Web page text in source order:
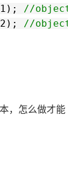
//object
//object
，怎么做才能